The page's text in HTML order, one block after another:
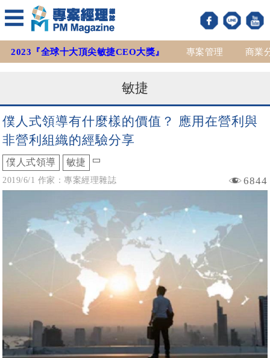
2023『全球十大頂尖敏捷CEO大獎』 專案管理 商業
敏捷
僕人式領導有什麼樣的價值？ 應用在營利與
非營利組織的經驗分享
僕人式領導 敏捷
2019/6/1 作家：專案經理雜誌 6844